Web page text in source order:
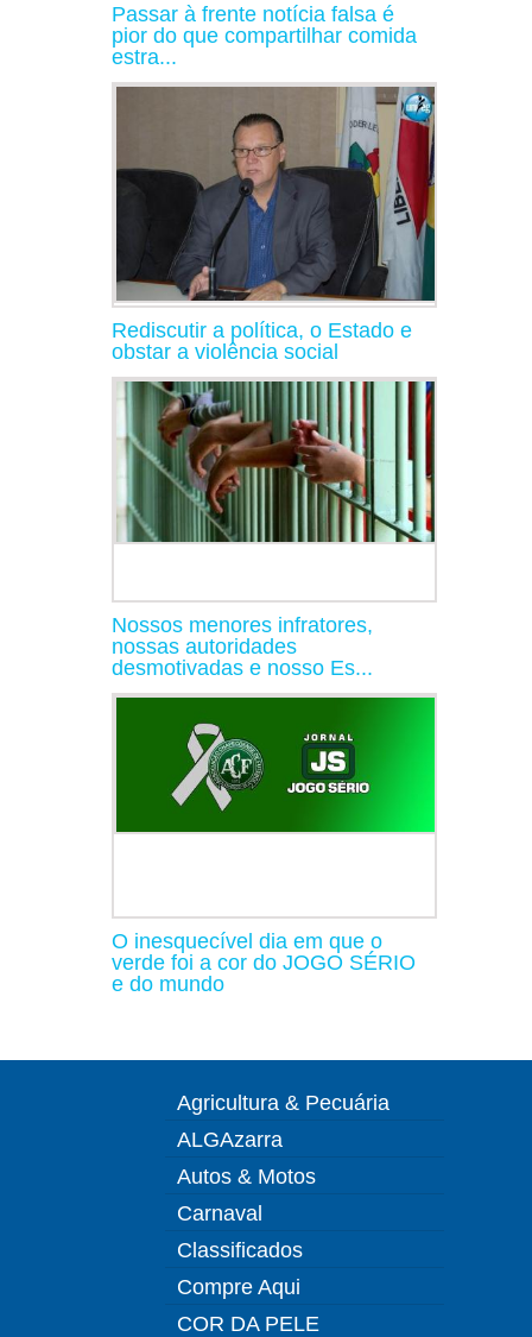
Passar à frente notícia falsa é
pior do que compartilhar comida
estra...
Rediscutir a política, o Estado e
obstar a violência social
Nossos menores infratores,
nossas autoridades
desmotivadas e nosso Es...
O inesquecível dia em que o
verde foi a cor do JOGO SÉRIO
e do mundo
Agricultura & Pecuária
ALGAzarra
Autos & Motos
Carnaval
Classificados
Compre Aqui
COR DA PELE